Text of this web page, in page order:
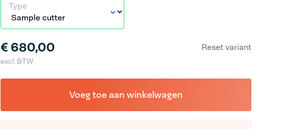
Type
€ 680,00
excl. BTW
Reset variant
Voeg toe aan winkelwagen